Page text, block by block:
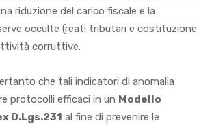
riduzione del carico fiscale e la
occulte (reati tributari e costituzione
corruttive.
che tali indicatori di anomalia
protocolli efficaci in un Modello
D.Lgs.231 al fine di prevenire le